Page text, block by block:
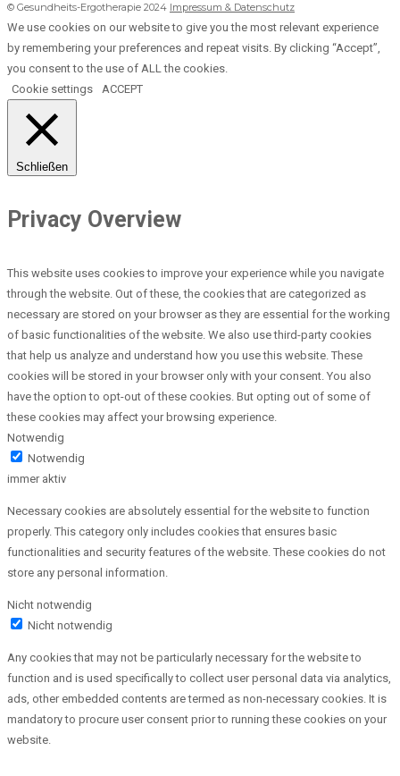
© Gesundheits-Ergotherapie 2024 Impressum & Datenschutz
We use cookies on our website to give you the most relevant experience
by remembering your preferences and repeat visits. By clicking “Accept”,
you consent to the use of ALL the cookies.
Cookie settings
ACCEPT
Schließen
Privacy Overview
This website uses cookies to improve your experience while you navigate
through the website. Out of these, the cookies that are categorized as
necessary are stored on your browser as they are essential for the working
of basic functionalities of the website. We also use third-party cookies
that help us analyze and understand how you use this website. These
cookies will be stored in your browser only with your consent. You also
have the option to opt-out of these cookies. But opting out of some of
these cookies may affect your browsing experience.
Notwendig
Notwendig
immer aktiv
Necessary cookies are absolutely essential for the website to function
properly. This category only includes cookies that ensures basic
functionalities and security features of the website. These cookies do not
store any personal information.
Nicht notwendig
Nicht notwendig
Any cookies that may not be particularly necessary for the website to
function and is used specifically to collect user personal data via analytics,
ads, other embedded contents are termed as non-necessary cookies. It is
mandatory to procure user consent prior to running these cookies on your
website.